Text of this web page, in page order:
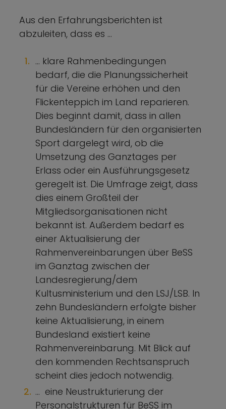
Aus den Erfahrungsberichten ist
abzuleiten, dass es …
… klare Rahmenbedingungen
bedarf, die die Planungssicherheit
für die Vereine erhöhen und den
Flickenteppich im Land reparieren.
Dies beginnt damit, dass in allen
Bundesländern für den organisierten
Sport dargelegt wird, ob die
Umsetzung des Ganztages per
Erlass oder ein Ausführungsgesetz
geregelt ist. Die Umfrage zeigt, dass
dies einem Großteil der
Mitgliedsorganisationen nicht
bekannt ist. Außerdem bedarf es
einer Aktualisierung der
Rahmenvereinbarungen über BeSS
im Ganztag zwischen der
Landesregierung/dem
Kultusministerium und den LSJ/LSB. In
zehn Bundesländern erfolgte bisher
keine Aktualisierung, in einem
Bundesland existiert keine
Rahmenvereinbarung. Mit Blick auf
den kommenden Rechtsanspruch
scheint dies jedoch notwendig.
… eine Neustrukturierung der
Personalstrukturen für BeSS im